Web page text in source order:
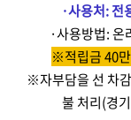
·사용처: 전
·사용방법:온
※적립금 40
※자부담을 선 차
불 처리(경